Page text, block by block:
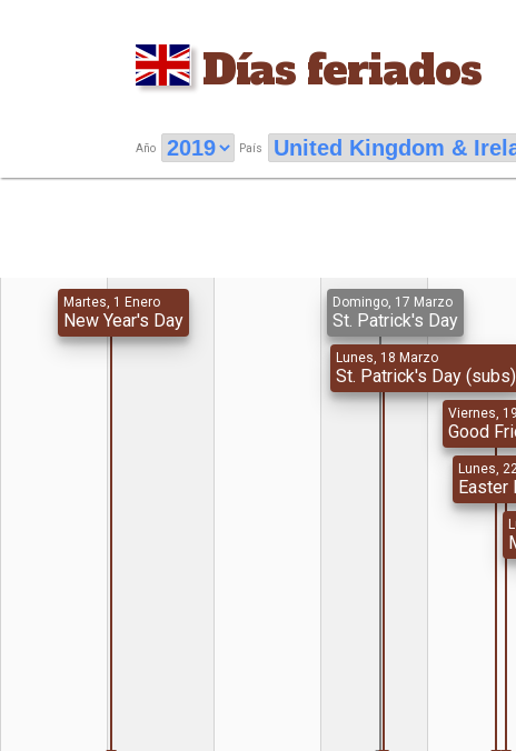
Días feriados
Año País
Martes, 1 Enero
New Year's Day
Domingo, 17 Marzo
St. Patrick's Day
Lunes, 18 Marzo
St. Patrick's Day (subs)
Viernes,
Good
Lunes,
Easter